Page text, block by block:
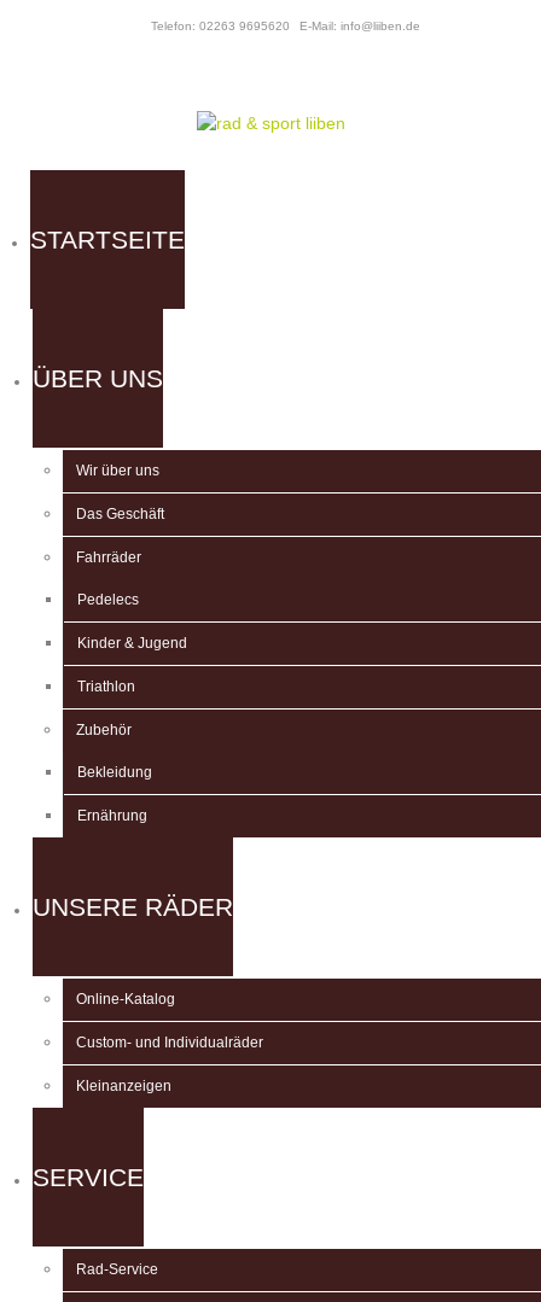
Telefon: 02263 9695620 E-Mail: info@liiben.de
STARTSEITE
ÜBER UNS
Wir über uns
Das Geschäft
Fahrräder
Pedelecs
Kinder & Jugend
Triathlon
Zubehör
Bekleidung
Ernährung
UNSERE RÄDER
Online-Katalog
Custom- und Individualräder
Kleinanzeigen
SERVICE
Rad-Service